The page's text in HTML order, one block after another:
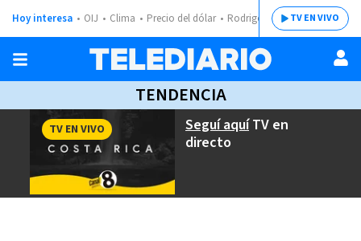
Hoy interesa OIJ Clima Precio del dólar Rodrigo ChavesTV EN VIVO
TENDENCIA
Seguí aquíTV en
directo
TV EN VIVO